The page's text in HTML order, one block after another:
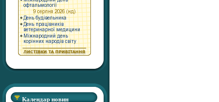
Календар новин